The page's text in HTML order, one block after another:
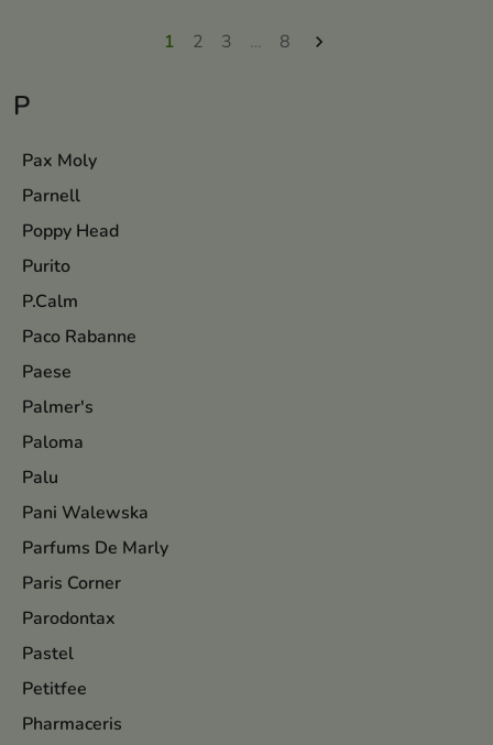
P
Pax Moly
Parnell
Poppy Head
Purito
P.Calm
Paco Rabanne
Paese
Palmer's
Paloma
Palu
Pani Walewska
Parfums De Marly
Paris Corner
Parodontax
Pastel
Petitfee
Pharmaceris
1 2 3 … 8 